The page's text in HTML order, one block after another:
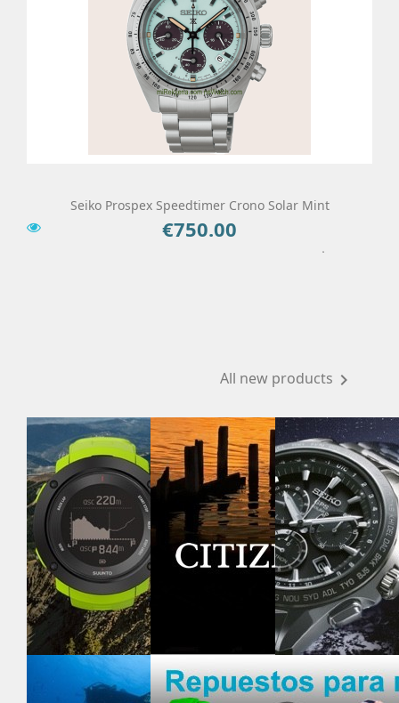
Seiko Prospex Speedtimer Crono Solar Mint
Price
€750.00
All new products 